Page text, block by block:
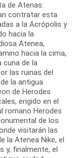
de Atenas:
contratar esta
a la Acrópolis y
hacia la
Atenea,
hacia la cima,
cuna de la
las ruinas del
la antigua
de Herodes
erigido en el
romano Herodes
de los
visitarán las
la Atenea Nike, el
y, finalmente, el